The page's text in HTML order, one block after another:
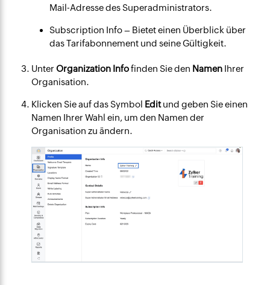
Mail-Adresse des Superadministrators.
Subscription Info – Bietet einen Überblick über
das Tarifabonnement und seine Gültigkeit.
UnterOrganization Infofinden Sie den Namen Ihrer
Organisation.
Klicken Sie auf das Symbol Editund geben Sie einen
Namen Ihrer Wahl ein, um den Namen der
Organisation zu ändern.